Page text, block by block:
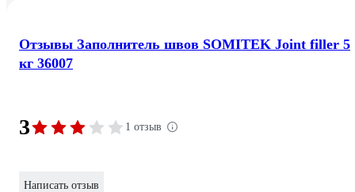
Отзывы Заполнитель швов SOMITEK Joint filler 5
кг 36007
3 1 отзыв
Написать отзыв